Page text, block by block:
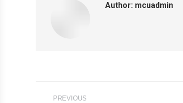
Author: mcuadmin
Post
PREVIOUS